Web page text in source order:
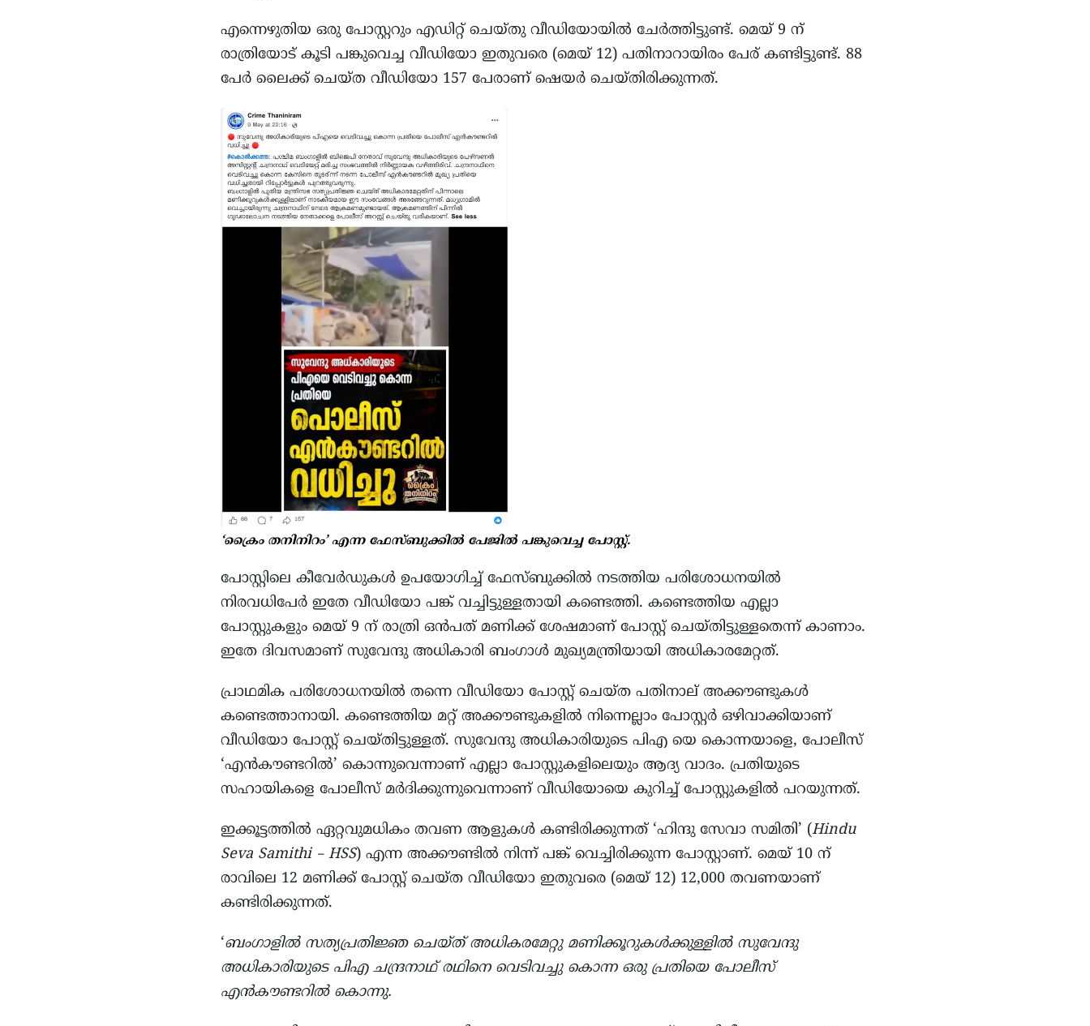
എന്നെഴുതിയ ഒരു പോസ്റ്ററും എഡിറ്റ് ചെയ്തു വീഡിയോയിൽ ചേർത്തിട്ടുണ്ട്. മെയ് 9 ന്
രാത്രിയോട് കൂടി പങ്കുവെച്ച വീഡിയോ ഇതുവരെ (മെയ് 12) പതിനാറായിരം പേര് കണ്ടിട്ടുണ്ട്. 88
പേർ ലൈക്ക് ചെയ്ത വീഡിയോ 157 പേരാണ് ഷെയർ ചെയ്തിരിക്കുന്നത്.
‘ക്രൈം തനിനിറം’ എന്ന ഫേസ്ബുക്കിൽ പേജിൽ പങ്കുവെച്ച പോസ്റ്റ്.
പോസ്റ്റിലെ കീവേർഡുകൾ ഉപയോഗിച്ച് ഫേസ്ബുക്കിൽ നടത്തിയ പരിശോധനയിൽ
നിരവധിപേർ ഇതേ വീഡിയോ പങ്ക് വച്ചിട്ടുള്ളതായി കണ്ടെത്തി. കണ്ടെത്തിയ എല്ലാ
പോസ്റ്റുകളും മെയ് 9 ന് രാത്രി ഒൻപത് മണിക്ക് ശേഷമാണ് പോസ്റ്റ് ചെയ്തിട്ടുള്ളതെന്ന് കാണാം.
ഇതേ ദിവസമാണ് സുവേന്ദു അധികാരി ബംഗാൾ മുഖ്യമന്ത്രിയായി അധികാരമേറ്റത്.
പ്രാഥമിക പരിശോധനയിൽ തന്നെ വീഡിയോ പോസ്റ്റ് ചെയ്ത പതിനാല് അക്കൗണ്ടുകൾ
കണ്ടെത്താനായി. കണ്ടെത്തിയ മറ്റ് അക്കൗണ്ടുകളിൽ നിന്നെല്ലാം പോസ്റ്റർ ഒഴിവാക്കിയാണ്
വീഡിയോ പോസ്റ്റ് ചെയ്തിട്ടുള്ളത്. സുവേന്ദു അധികാരിയുടെ പിഎ യെ കൊന്നയാളെ, പോലീസ്
‘എൻകൗണ്ടറിൽ’ കൊന്നുവെന്നാണ് എല്ലാ പോസ്റ്റുകളിലെയും ആദ്യ വാദം. പ്രതിയുടെ
സഹായികളെ പോലീസ് മർദിക്കുന്നുവെന്നാണ് വീഡിയോയെ കുറിച്ച് പോസ്റ്റുകളിൽ പറയുന്നത്.
ഇക്കൂട്ടത്തിൽ ഏറ്റവുമധികം തവണ ആളുകൾ കണ്ടിരിക്കുന്നത് ‘ഹിന്ദു സേവാ സമിതി’ (Hindu
Seva Samithi – HSS) എന്ന അക്കൗണ്ടിൽ നിന്ന് പങ്ക് വെച്ചിരിക്കുന്ന പോസ്റ്റാണ്. മെയ് 10 ന്
രാവിലെ 12 മണിക്ക് പോസ്റ്റ് ചെയ്ത വീഡിയോ ഇതുവരെ (മെയ് 12) 12,000 തവണയാണ്
കണ്ടിരിക്കുന്നത്.
‘ബംഗാളില്‍ സത്യപ്രതിജ്ഞ ചെയ്ത് അധികരമേറ്റു മണിക്കൂറുകള്‍ക്കുള്ളില്‍ സുവേന്ദു
അധികാരിയുടെ പിഎ ചന്ദ്രനാഥ് രഥിനെ വെടിവച്ചു കൊന്ന ഒരു പ്രതിയെ പോലീസ്
എന്‍കൗണ്ടറില്‍ കൊന്നു.